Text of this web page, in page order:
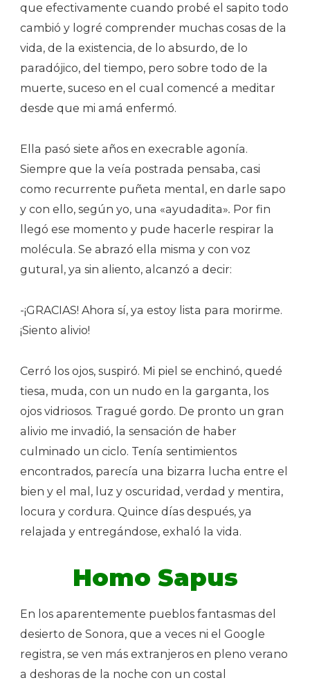
que efectivamente cuando probé el sapito todo
cambió y logré comprender muchas cosas de la
vida, de la existencia, de lo absurdo, de lo
paradójico, del tiempo, pero sobre todo de la
muerte, suceso en el cual comencé a meditar
desde que mi amá enfermó.
Ella pasó siete años en execrable agonía.
Siempre que la veía postrada pensaba, casi
como recurrente puñeta mental, en darle sapo
y con ello, según yo, una «ayudadita». Por fin
llegó ese momento y pude hacerle respirar la
molécula. Se abrazó ella misma y con voz
gutural, ya sin aliento, alcanzó a decir:
-¡GRACIAS! Ahora sí, ya estoy lista para morirme.
¡Siento alivio!
Cerró los ojos, suspiró. Mi piel se enchinó, quedé
tiesa, muda, con un nudo en la garganta, los
ojos vidriosos. Tragué gordo. De pronto un gran
alivio me invadió, la sensación de haber
culminado un ciclo. Tenía sentimientos
encontrados, parecía una bizarra lucha entre el
bien y el mal, luz y oscuridad, verdad y mentira,
locura y cordura. Quince días después, ya
relajada y entregándose, exhaló la vida.
Homo Sapus
En los aparentemente pueblos fantasmas del
desierto de Sonora, que a veces ni el Google
registra, se ven más extranjeros en pleno verano
a deshoras de la noche con un costal